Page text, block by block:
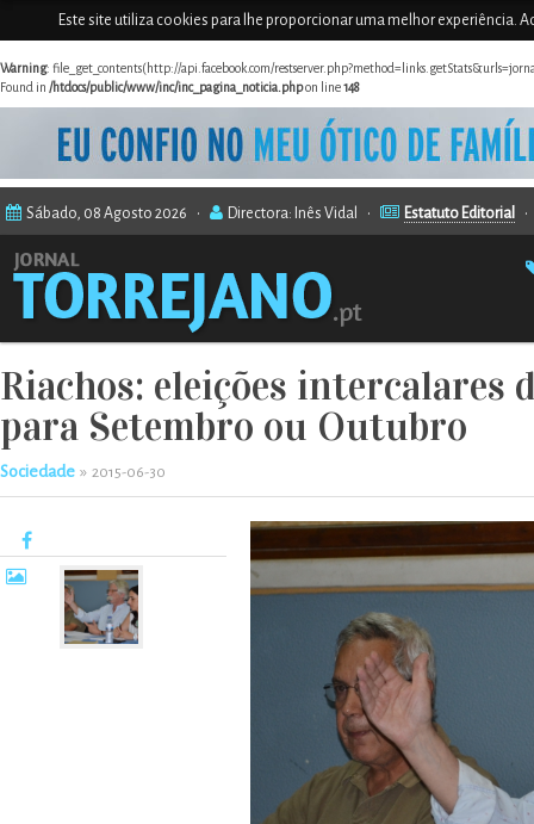
Este site utiliza cookies para lhe proporcionar uma melhor experiência.
Warning: file_get_contents(http://api.facebook.com/
Found in /htdocs/public/www/inc/inc_pagina_noticia.phpon line148
Sábado, 08 Agosto 2026 • Directora: Inês Vidal • Estatuto Editorial
Riachos: eleições intercalares
para Setembro ou Outubro
Sociedade » 2015-06-30